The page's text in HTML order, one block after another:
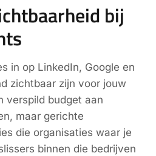
bij
in op LinkedIn, Google en
zichtbaar zijn voor jouw
verspild budget aan
maar gerichte
die organisaties waar je
binnen die bedrijven